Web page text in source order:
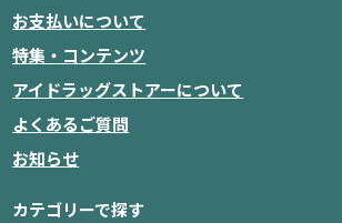
お支払いについて
特集・コンテンツ
アイドラッグストアーについて
よくあるご質問
お知らせ
カテゴリーで探す